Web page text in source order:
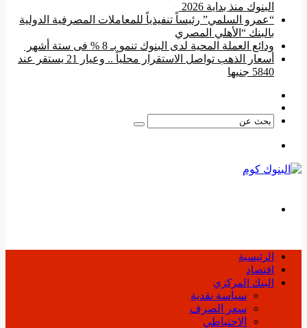
البنوك منذ بداية 2026
“عمرو السلمي” رئيساً تنفيذياً للمعاملات المصرفية الدولية
بالبنك “الأهلي المصري
ودائع العملة المحية لدى البنوك تنمو بـ 8 % فى ستة أشهر
أسعار الذهب تواصل الاستقرار محلياً .. وعيار 21 يستقر عند
5840 جنيها
بحث
الرئيسية
اقتصاد
البنك المركزي
سياسة نقدية
سعر الصرف
الاحتياطي